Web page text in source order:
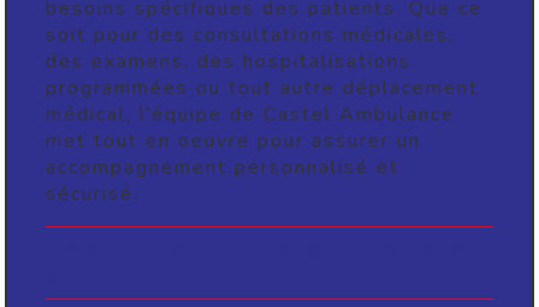
besoins spécifiques des patients. Que ce
soit pour des consultations médicales,
des examens, des hospitalisations
programmées ou tout autre déplacement
médical, l'équipe de Castel Ambulance
met tout en oeuvre pour assurer un
accompagnement personnalisé et
sécurisé.